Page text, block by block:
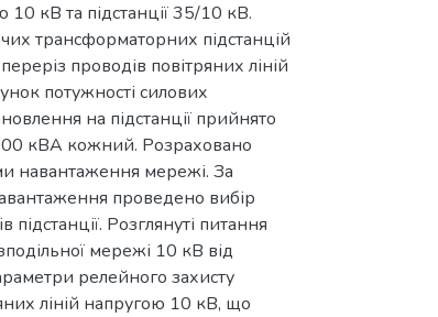
кВ та підстанції 35/10 кВ.
трансформаторних підстанцій
проводів повітряних ліній
потужності силових
на підстанції прийнято
кВА кожний. Розраховано
навантаження мережі. За
проведено вибір
Розглянуті питання
мережі 10 кВ від
релейного захисту
ліній напругою 10 кВ, що